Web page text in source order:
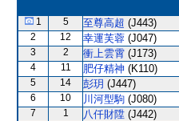
1 5 至尊高超 (J443)
2
12 幸運芙蓉 (J047)
3
2 衝上雲霄 (J173)
4
11 肥仔精神 (K110)
5
14 彭玥 (J447)
6
10 川河型駒 (J080)
7
1 八仟財陞 (J442)